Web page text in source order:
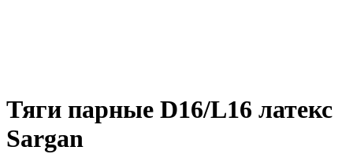
Тяги парные D16/L16 латекс
Sargan